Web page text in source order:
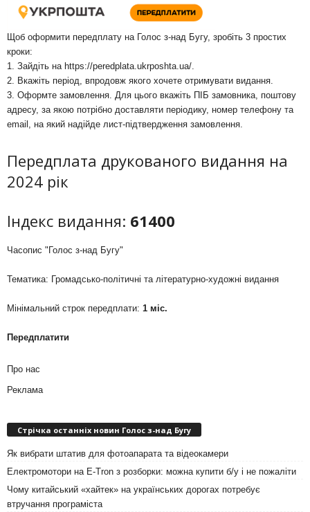
Щоб оформити передплату на Голос з-над Бугу, зробіть 3 простих
кроки:
1. Зайдіть на https://peredplata.ukrposhta.ua/
2. Вкажіть період, впродовж якого хочете отримувати видання.
3. Оформте замовлення. Для цього вкажіть ПІБ замовника, поштову
адресу, за якою потрібно доставляти періодику, номер телефону та
email, на який надійде лист-підтвердження замовлення.
Передплата друкованого видання на
2024 рік
Індекс видання: 61400
Часопис "Голос з-над Бугу"
Тематика: Громадсько-політичні та літературно-художні видання
Мінімальний строк передплати: 1 міс.
Передплатити
Про нас
Реклама
Стрічка останніх новин Голос з-над Бугу
Як вибрати штатив для фотоапарата та відеокамери
Електромотори на E-Tron з розборки: можна купити б/у і не пожаліти
Чому китайський «хайтек» на українських дорогах потребує
втручання програміста